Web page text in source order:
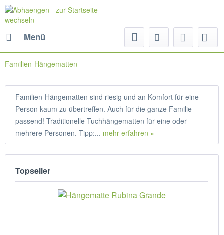
Menü
Familien-Hängematten
Familien-Hängematten sind riesig und an Komfort für eine
Person kaum zu übertreffen. Auch für die ganze Familie
passend! Traditionelle Tuchhängematten für eine oder
mehrere Personen. Tipp:... mehr erfahren »
Topseller